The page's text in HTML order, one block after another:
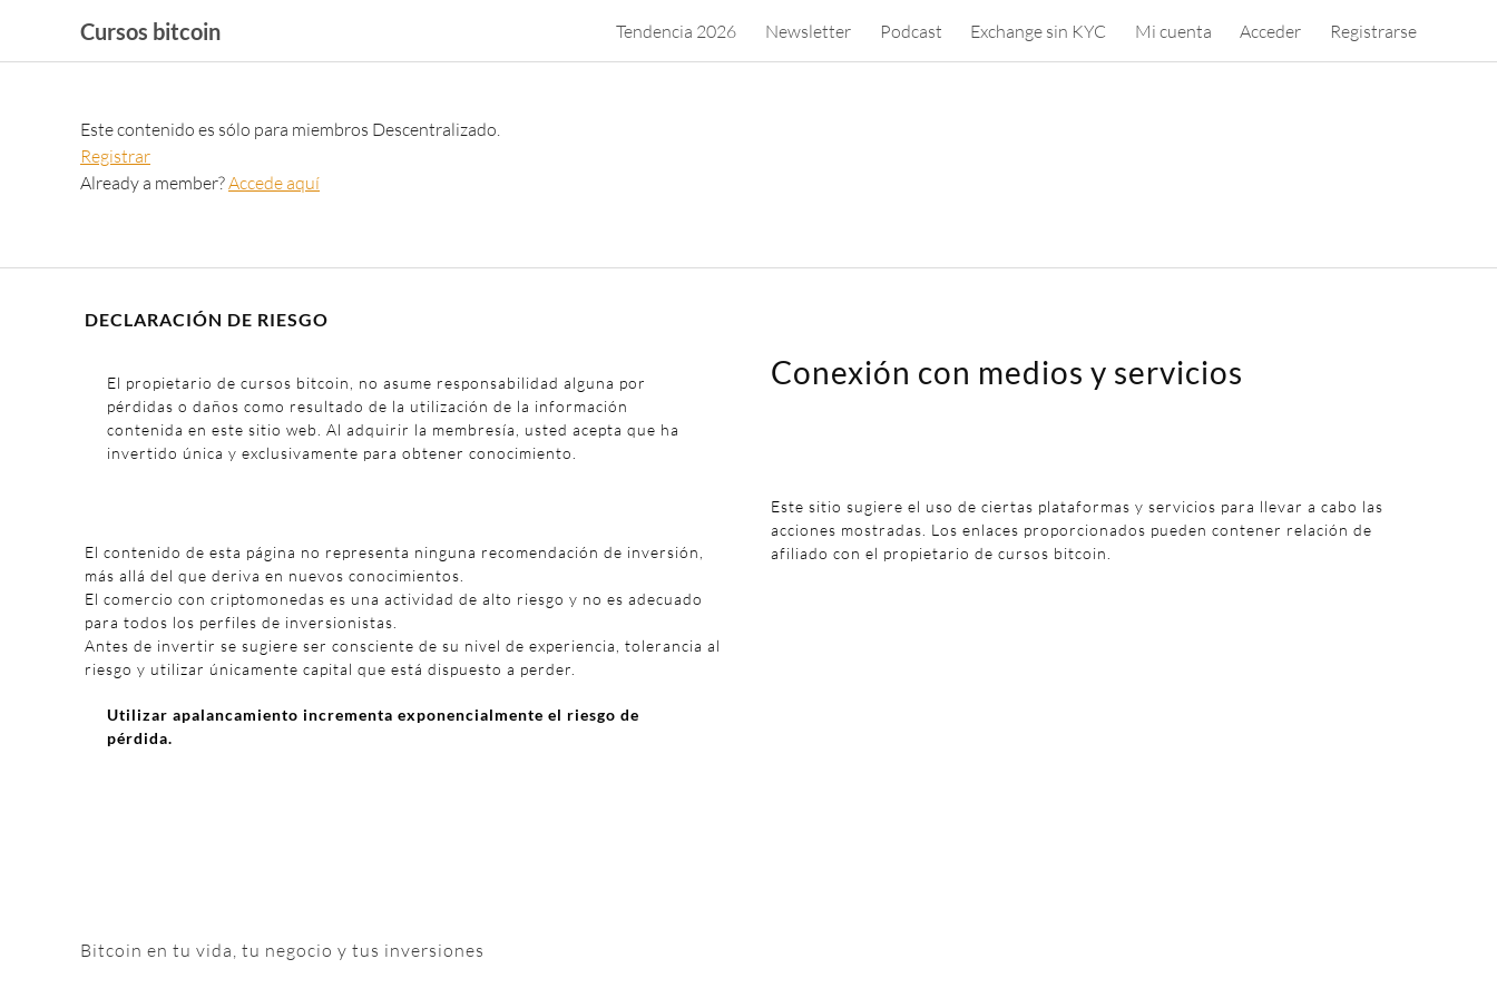
Cursos bitcoin Tendencia 2026 Newsletter Podcast Exchange sin KYC Mi cuenta Acceder Registrarse
Este contenido es sólo para miembros Descentralizado.
Registrar
Already a member?Accede aquí
DECLARACIÓN DE RIESGO
El propietario de cursos bitcoin, no asume responsabilidad alguna por
pérdidas o daños como resultado de la utilización de la información
contenida en este sitio web. Al adquirir la membresía, usted acepta que ha
invertido única y exclusivamente para obtener conocimiento.
El contenido de esta página no representa ninguna recomendación de inversión,
más allá del que deriva en nuevos conocimientos.
El comercio con criptomonedas es una actividad de alto riesgo y no es adecuado
para todos los perfiles de inversionistas.
Antes de invertir se sugiere ser consciente de su nivel de experiencia, tolerancia al
riesgo y utilizar únicamente capital que está dispuesto a perder.
Utilizar apalancamiento incrementa exponencialmente el riesgo de
pérdida.
Conexión con medios y servicios
Este sitio sugiere el uso de ciertas plataformas y servicios para llevar a cabo las
acciones mostradas. Los enlaces proporcionados pueden contener relación de
afiliado con el propietario de cursos bitcoin.
Bitcoin en tu vida, tu negocio y tus inversiones